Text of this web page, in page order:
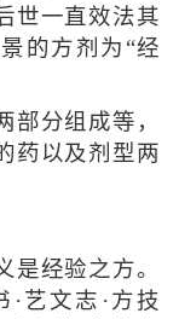
世一直效法其
的方剂为“经
分组成等，
药以及剂型两
经验之方。
艺文志·方技